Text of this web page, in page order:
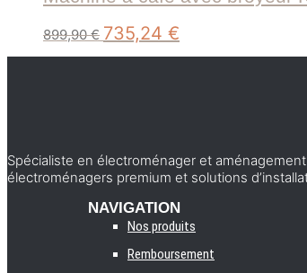
899,90€ Le
prix
initial
735,24 €
prix
actuel
Spécialiste en électroménager et
électroménagers premium et solutions
NAVIGATION
Nos produits
Remboursement